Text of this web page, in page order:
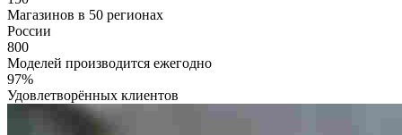
Магазинов в 50 регионах
России
800
Моделей производится ежегодно
97%
Удовлетворённых клиентов